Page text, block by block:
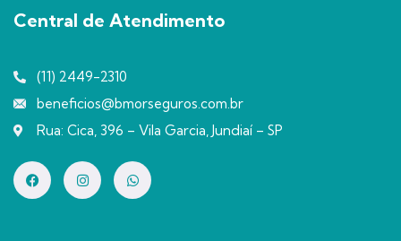
Central de Atendimento
(11) 2449-2310
beneficios@bmorseguros.com.br
Rua: Cica, 396 – Vila Garcia, Jundiaí – SP